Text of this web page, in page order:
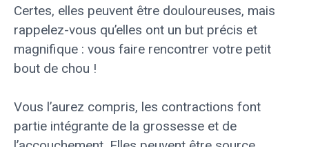
Certes, elles peuvent être douloureuses, mais
rappelez-vous qu’elles ont un but précis et
magnifique : vous faire rencontrer votre petit
bout de chou !
Vous l’aurez compris, les contractions font
partie intégrante de la grossesse et de